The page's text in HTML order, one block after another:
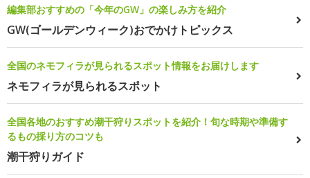
編集部おすすめの「今年のGW」の楽しみ方を紹介
GW(ゴールデンウィーク)おでかけトピックス
全国のネモフィラが見られるスポット情報をお届けします
ネモフィラが見られるスポット
全国各地のおすすめ潮干狩りスポットを紹介！旬な時期や準備す
るもの採り方のコツも
潮干狩りガイド